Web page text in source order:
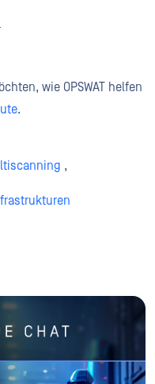
wie OPSWAT helfen
.
,